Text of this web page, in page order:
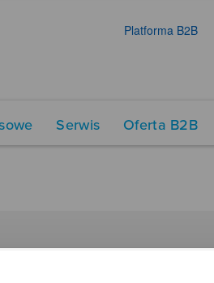
Platforma B2B
Serwis Oferta B2B